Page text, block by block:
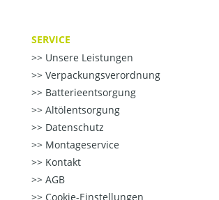
SERVICE
Unsere Leistungen
Verpackungsverordnung
Batterieentsorgung
Altölentsorgung
Datenschutz
Montageservice
Kontakt
AGB
Cookie-Einstellungen